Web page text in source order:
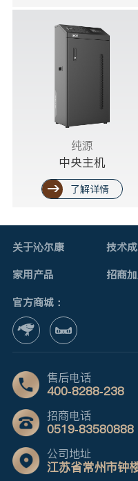
纯源
中央主机
了解详情
关于沁尔康 技术
家用产品 招商
官方商城：
售后电话
400-8288-238
招商电话
0519-83580888
公司地址
江苏省常州市钟